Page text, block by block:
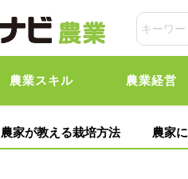
農業スキル 農業経営
農家が教える栽培方法 農家